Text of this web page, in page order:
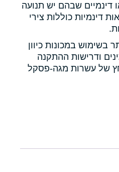
דינמיים שבהם יש תנועה
דינמיות כוללות צירי
בשימוש במכונות כיוון
ודרישות ההתקנה
של עשרות מגה-פסקל